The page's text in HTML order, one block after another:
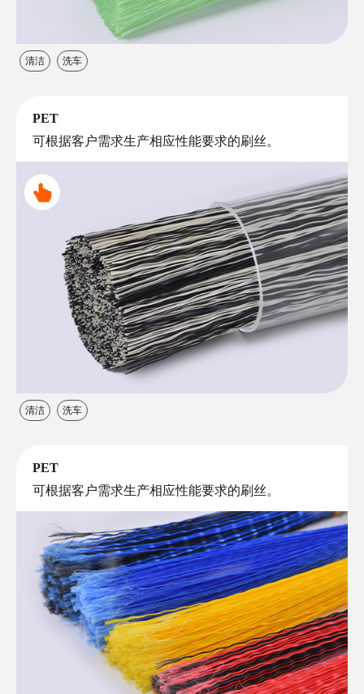
清洁 洗车
PET
可根据客户需求生产相应性能要求的刷丝。
清洁 洗车
PET
可根据客户需求生产相应性能要求的刷丝。